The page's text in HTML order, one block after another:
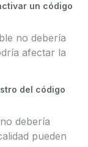
un código
no debería
afectar la
del código
debería
pueden